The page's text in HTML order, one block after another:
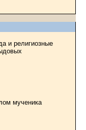
и религиозные
мученика